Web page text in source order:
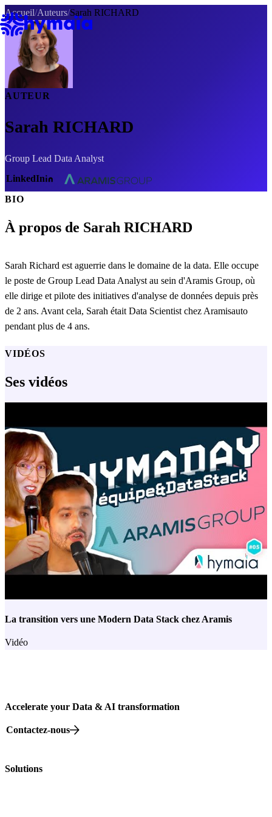
Accueil/Auteurs/Sarah RICHARD
AUTEUR
Sarah RICHARD
Group Lead Data Analyst
LinkedIn
BIO
À propos de Sarah RICHARD
Sarah Richard est aguerrie dans le domaine de la data. Elle occupe
le poste de Group Lead Data Analyst au sein d'Aramis Group, où
elle dirige et pilote des initiatives d'analyse de données depuis près
de 2 ans. Avant cela, Sarah était Data Scientist chez Aramisauto
pendant plus de 4 ans.
VIDÉOS
Ses vidéos
La transition vers une Modern Data Stack chez Aramis
Vidéo
Accelerate your Data & AI transformation
Contactez-nous
Solutions
Panneau de gestion des cookies